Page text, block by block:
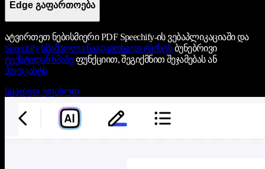
Edge გაფართოება
ატვირთეთ ნებისმიერი PDF Speechify-ის ვებაპლიკაციაში და
Speechify ხმამაღლა წაგიკითხავთ ტექსტსბუნებრივი
ტექსტიდან ხმაზეფუნქციით, შეგიქმნით შეჯამებას ან
პოდკასტს
სცადეთ უფასოდ